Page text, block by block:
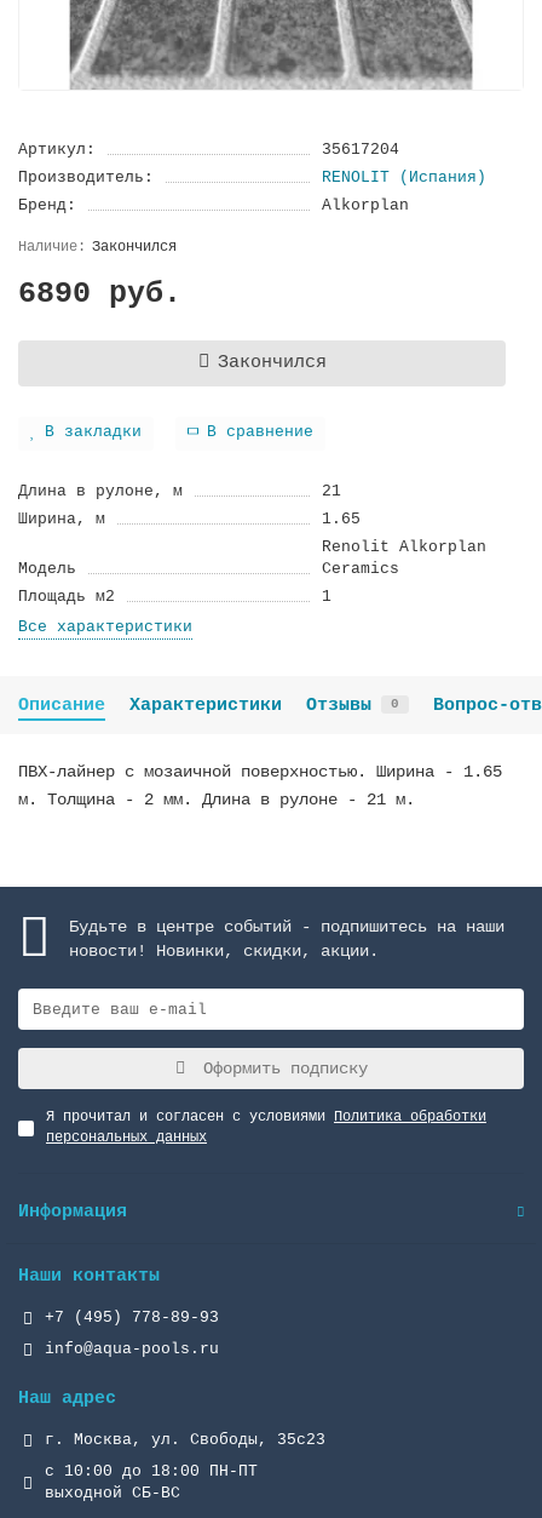
Артикул:
35617204
Производитель:
RENOLIT (Испания)
Бренд:
Alkorplan
Закончился
6890 руб.
Закончился
В закладки В сравнение
Длина в рулоне, м
21
Ширина, м
1.65
Модель
Renolit Alkorplan
Ceramics
Площадь м2
1
Все характеристики
Описание Характеристики Отзывы 0 Вопрос-
ПВХ-лайнер c мозаичной поверхностью. Ширина - 1.65
м. Толщина - 2 мм. Длина в рулоне - 21 м.
Будьте в центре событий - подпишитесь на наши
новости! Новинки, скидки, акции.
Оформить подписку
Я прочитал и согласен с условиями Политика обработки
персональных данных
Информация
Наши контакты
+7 (495) 778-89-93
info@aqua-pools.ru
Наш адрес
г. Москва, ул. Свободы, 35с23
с 10:00 до 18:00 ПН-ПТ
выходной СБ-ВС